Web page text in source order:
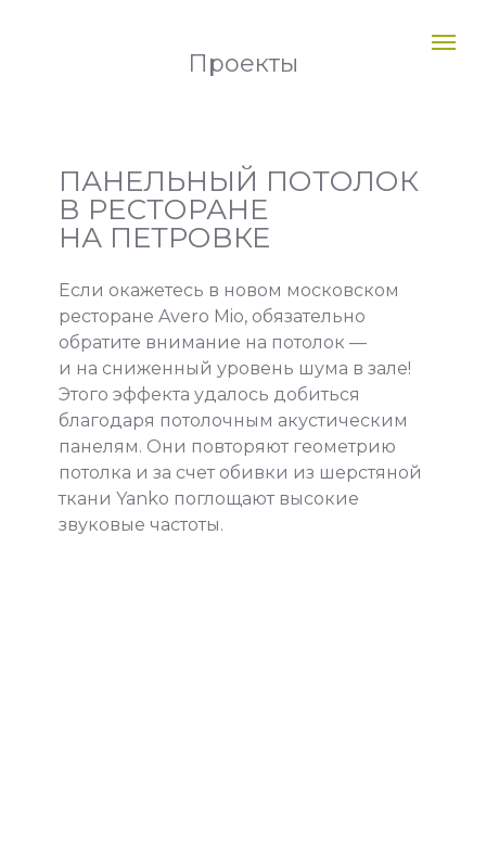
Проекты
ПАНЕЛЬНЫЙ ПОТОЛОК
В РЕСТОРАНЕ
НА ПЕТРОВКЕ
Если окажетесь в новом московском
ресторане Avero Mio, обязательно
обратите внимание на потолок —
и на сниженный уровень шума в зале!
Этого эффекта удалось добиться
благодаря потолочным акустическим
панелям. Они повторяют геометрию
потолка и за счет обивки из шерстяной
ткани Yanko поглощают высокие
звуковые частоты.